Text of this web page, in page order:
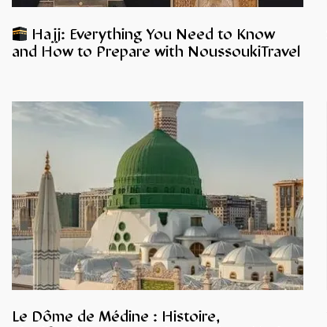
Hajj: Everything You Need to Know
and How to Prepare with NoussoukiTravel
Le Dôme de Médine : Histoire,